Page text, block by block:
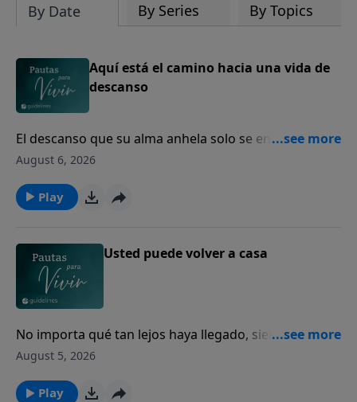
By Date By Series By Topics
Aquí está el camino hacia una vida de
descanso
El descanso que su alma anhela solo se encuentra en
Dios.
August 6, 2026
Play
Usted puede volver a casa
No importa qué tan lejos haya llegado, siempre
puede volver a casa con Dios.
August 5, 2026
Play